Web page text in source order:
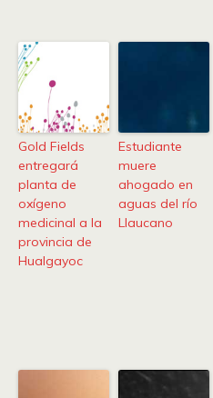
Gold Fields
entregará
planta de
oxígeno
medicinal a la
provincia de
Hualgayoc
Estudiante
muere
ahogado en
aguas del río
Llaucano